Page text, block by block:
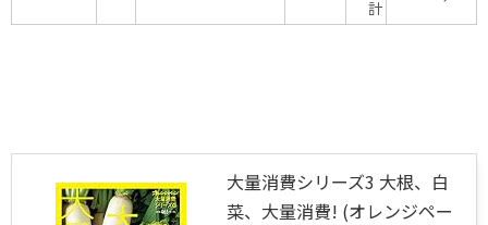
計
大量消費シリーズ3 大根、白
菜、大量消費! (オレンジペー